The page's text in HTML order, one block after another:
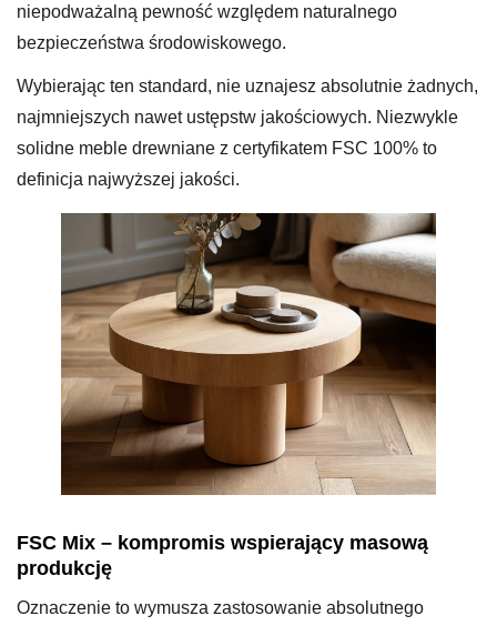
niepodważalną pewność względem naturalnego
bezpieczeństwa środowiskowego.
Wybierając ten standard, nie uznajesz absolutnie żadnych,
najmniejszych nawet ustępstw jakościowych. Niezwykle
solidne meble drewniane z certyfikatem FSC 100% to
definicja najwyższej jakości.
FSC Mix – kompromis wspierający masową
produkcję
Oznaczenie to wymusza zastosowanie absolutnego